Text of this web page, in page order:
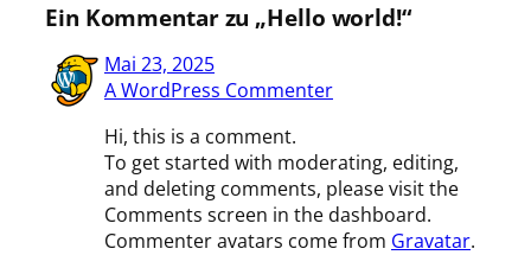
Ein Kommentar zu „Hello world!“
Mai 23, 2025
A WordPress Commenter
Hi, this is a comment.
To get started with moderating, editing,
and deleting comments, please visit the
Comments screen in the dashboard.
Commenter avatars come from Gravatar.